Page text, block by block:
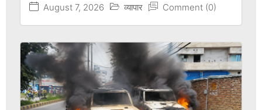
August 7, 2026 व्यापार Comment (0)